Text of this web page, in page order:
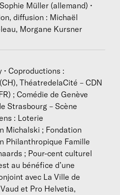
Müller (allemand) •
diffusion : Michaël
Morgane Kursner
• Coproductions :
ThéatredelaCité – CDN
; Comédie de Genève
Strasbourg – Scène
: Loterie
Michalski ; Fondation
Philanthropique Famille
; Pour-cent culturel
au bénéfice d’une
avec La Ville de
et Pro Helvetia,